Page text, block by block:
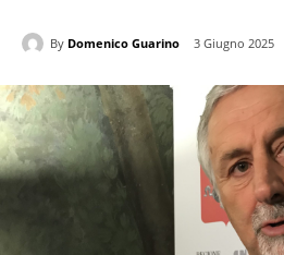
By Domenico Guarino 3 Giugno 2025